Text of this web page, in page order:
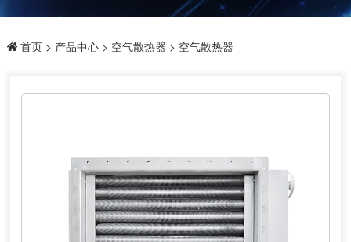
首页> 产品中心> 空气散热器 > 空气散热器